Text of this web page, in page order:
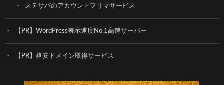
ステサバのアカウントフリマサービス
【PR】WordPress表示速度No.1高速サーバー
【PR】格安ドメイン取得サービス